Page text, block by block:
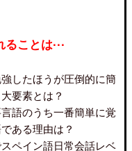
ことは···
したほうが圧倒的に簡
要素とは？
語のうち一番簡単に覚
ある理由は？
ペイン語日常会話レベ